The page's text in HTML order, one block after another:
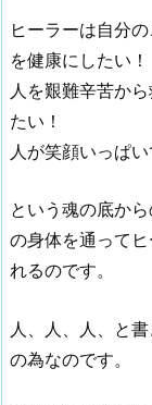
ヒーラーは自分
を健康にしたい！
人を艱難辛苦か
たい！
人が笑顔いっぱ
という魂の底か
の身体を通って
れるのです。
人、人、人、と
の為なのです。